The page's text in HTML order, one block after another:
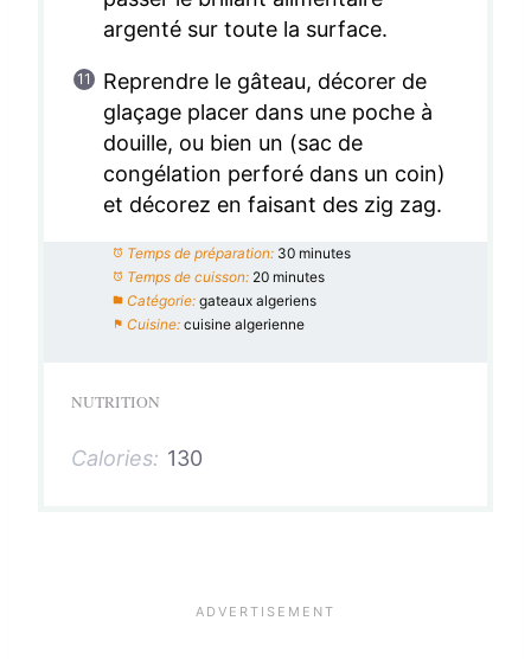
argenté sur toute la surface.
Reprendre le gâteau, décorer de
glaçage placer dans une poche à
douille, ou bien un (sac de
congélation perforé dans un coin)
et décorez en faisant des zig zag.
Temps de préparation: 30 minutes
Temps de cuisson: 20 minutes
Catégorie: gateaux algeriens
Cuisine: cuisine algerienne
NUTRITION
Calories: 130